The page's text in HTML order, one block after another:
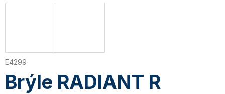
Brýle RADIANT R
E4299